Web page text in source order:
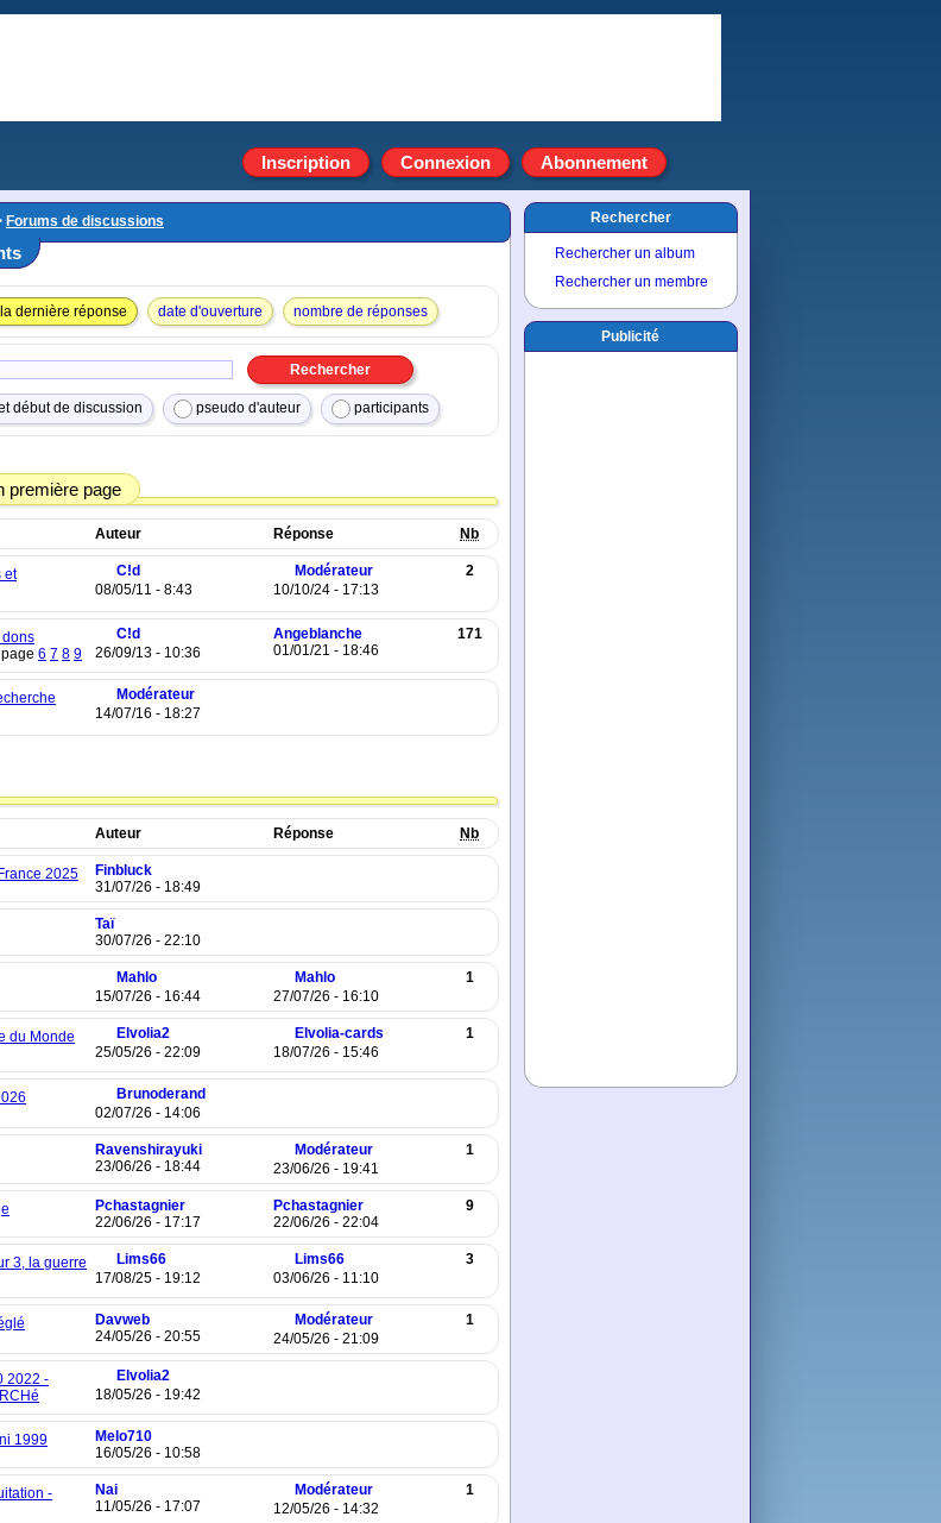
Inscription Connexion Abonnement
Forums de discussions
dernière réponse date d'ouverture nombre de réponses
début de discussion pseudo d'auteur participants
première page
Auteur Réponse Nb
et
C!d
08/05/11 - 8:43
Modérateur
10/10/24 - 17:13
2
dons
page 6 7 8 9
C!d
26/09/13 - 10:36
Angeblanche
01/01/21 - 18:46
171
Modérateur
14/07/16 - 18:27
Auteur Réponse Nb
2025
Finbluck
31/07/26 - 18:49
Taï
30/07/26 - 22:10
Mahlo
15/07/26 - 16:44
Mahlo
27/07/26 - 16:10
1
du Monde
Elvolia2
25/05/26 - 22:09
Elvolia-cards
18/07/26 - 15:46
1
Brunoderand
02/07/26 - 14:06
Ravenshirayuki
23/06/26 - 18:44
Modérateur
23/06/26 - 19:41
1
Pchastagnier
22/06/26 - 17:17
Pchastagnier
22/06/26 - 22:04
9
3, la guerre
Lims66
17/08/25 - 19:12
Lims66
03/06/26 - 11:10
3
Davweb
24/05/26 - 20:55
Modérateur
24/05/26 - 21:09
1
2022 -
Elvolia2
18/05/26 - 19:42
1999
Melo710
16/05/26 - 10:58
-
Nai
11/05/26 - 17:07
Modérateur
12/05/26 - 14:32
1
Rechercher
Rechercher un album
Rechercher un membre
Publicité